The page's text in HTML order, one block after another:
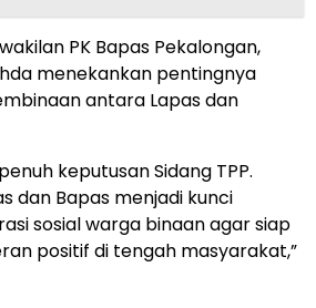
PK Bapas Pekalongan,
menekankan pentingnya
antara Lapas dan
keputusan Sidang TPP.
dan Bapas menjadi kunci
sosial warga binaan agar siap
positif di tengah masyarakat,”